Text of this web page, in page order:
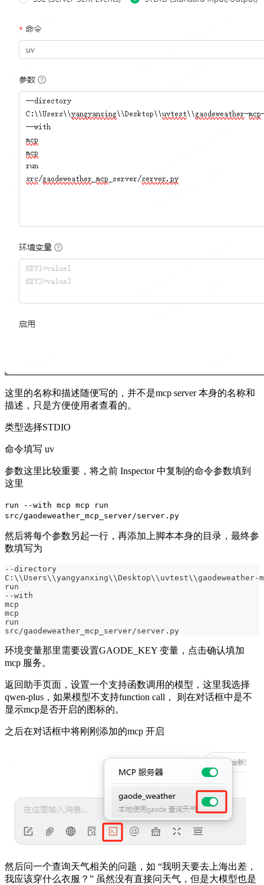
这里的名称和描述随便写的，并不是mcp server 本身的名称和
描述，只是方便使用者查看的。
类型选择STDIO
命令填写 uv
参数这里比较重要，将之前 Inspector 中复制的命令参数填到
这里
run --with mcp mcp run
src/gaodeweather_mcp_server/server.py
然后将每个参数另起一行，再添加上脚本本身的目录，最终参
数填写为
--directory
C:\\Users\\yangyanxing\\Desktop\\uvtest\\gaodeweather-
run
--with
mcp
mcp
run
src/gaodeweather_mcp_server/server.py
环境变量那里需要设置GAODE_KEY 变量，点击确认填加
mcp 服务。
返回助手页面，设置一个支持函数调用的模型，这里我选择
qwen-plus，如果模型不支持function call， 则在对话框中是不
显示mcp是否开启的图标的。
之后在对话框中将刚刚添加的mcp 开启
然后问一个查询天气相关的问题，如 “我明天要去上海出差，
我应该穿什么衣服？” 虽然没有直接问天气，但是大模型也是